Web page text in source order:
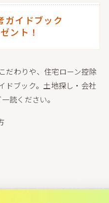
ガイドブック
ント！
だわりや、住宅ローン控除
ブック。 土地探し・会社
読ください。